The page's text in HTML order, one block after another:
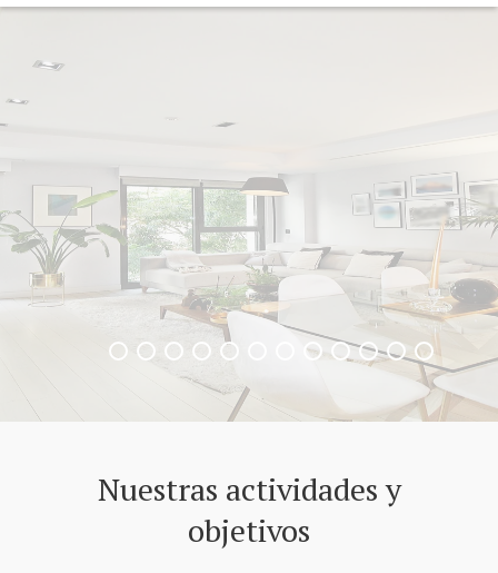
Nuestras actividades y
objetivos